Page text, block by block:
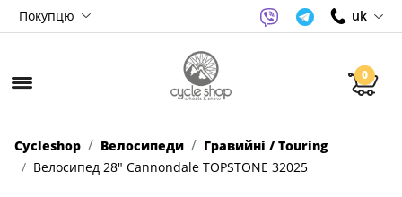
Покупцю uk
0
Cycleshop Велосипеди
Гравийні / Touring
Велосипед 28" Cannondale TOPSTONE 32025